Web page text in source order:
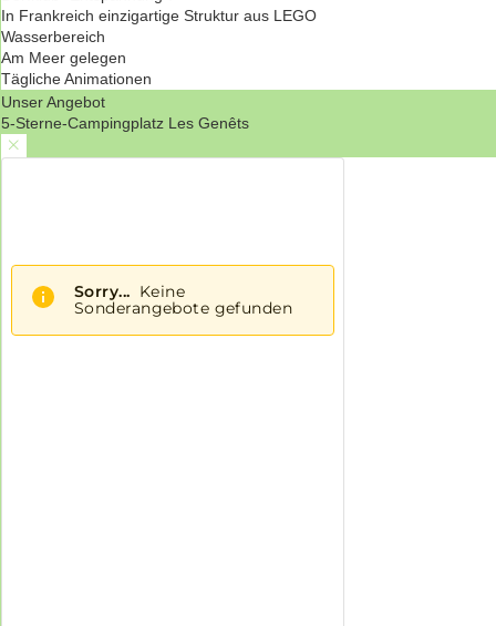
In Frankreich einzigartige Struktur aus LEGO
Wasserbereich
Am Meer gelegen
Tägliche Animationen
Unser Angebot
5-Sterne-Campingplatz Les Genêts